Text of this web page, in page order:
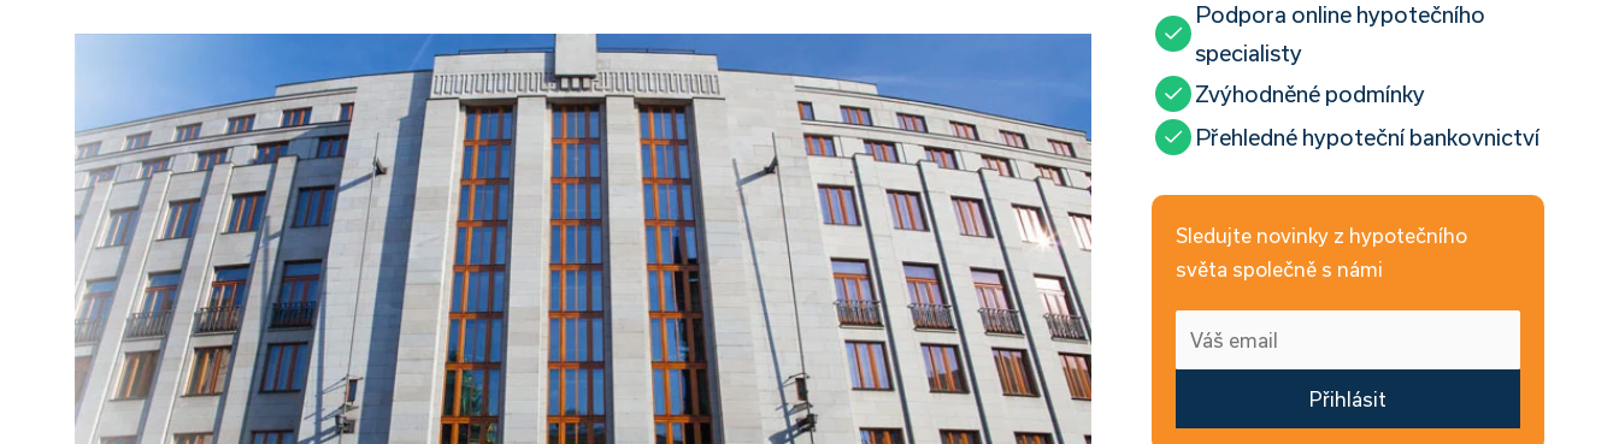
Podpora online hypotečního
specialisty
Zvýhodněné podmínky
Přehledné hypoteční bankovnictví
Sledujte novinky z hypotečního
světa společně s námi
Přihlásit